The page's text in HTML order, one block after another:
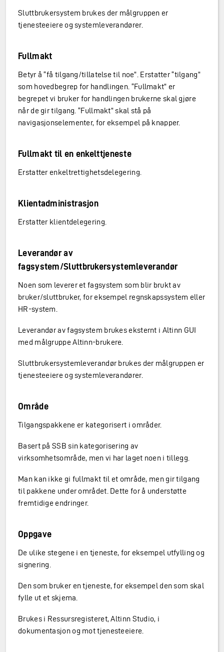
Sluttbrukersystem brukes der målgruppen er
tjenesteeiere og systemleverandører.
Fullmakt
Betyr å “få tilgang/tillatelse til noe”. Erstatter “tilgang”
som hovedbegrep for handlingen. “Fullmakt” er
begrepet vi bruker for handlingen brukerne skal gjøre
når de gir tilgang. “Fullmakt” skal stå på
navigasjonselementer, for eksempel på knapper.
Fullmakt til en enkelttjeneste
Erstatter enkeltrettighetsdelegering.
Klientadministrasjon
Erstatter klientdelegering.
Leverandør av
fagsystem/Sluttbrukersystemleverandør
Noen som leverer et fagsystem som blir brukt av
bruker/sluttbruker, for eksempel regnskapssystem eller
HR-system.
Leverandør av fagsystem brukes eksternt i Altinn GUI
med målgruppe Altinn-brukere.
Sluttbrukersystemleverandør brukes der målgruppen er
tjenesteeiere og systemleverandører.
Område
Tilgangspakkene er kategorisert i områder.
Basert på SSB sin kategorisering av
virksomhetsområde, men vi har laget noen i tillegg.
Man kan ikke gi fullmakt til et område, men gir tilgang
til pakkene under området. Dette for å understøtte
fremtidige endringer.
Oppgave
De ulike stegene i en tjeneste, for eksempel utfylling og
signering.
Den som bruker en tjeneste, for eksempel den som skal
fylle ut et skjema.
Brukes i Ressursregisteret, Altinn Studio, i
dokumentasjon og mot tjenesteeiere.